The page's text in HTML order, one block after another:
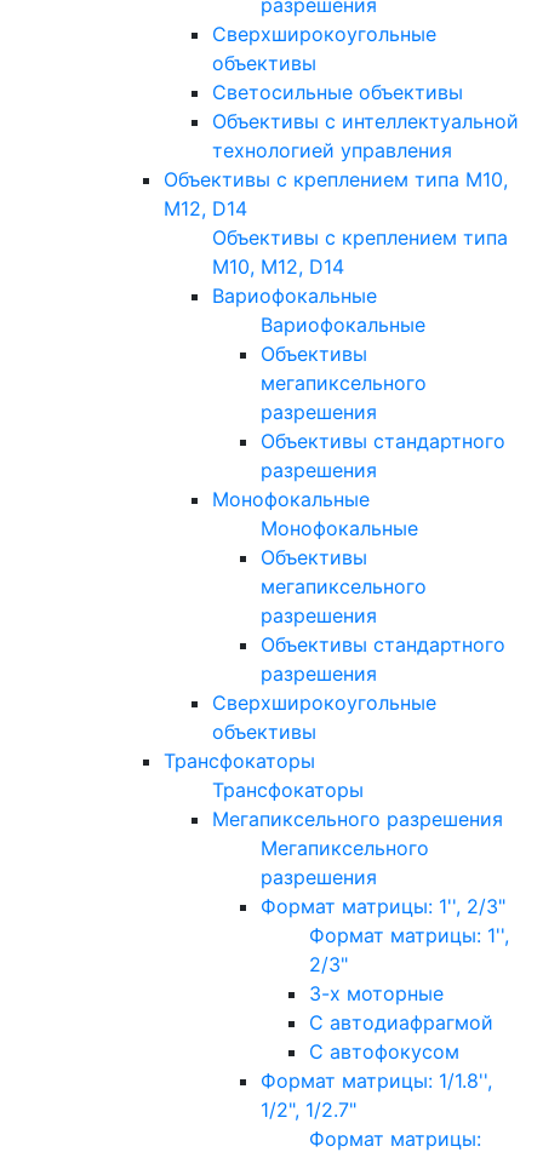
разрешения
Сверхширокоугольные
объективы
Светосильные объективы
Объективы с интеллектуальной
технологией управления
Объективы с креплением типа M10,
M12, D14
Объективы с креплением типа
M10, M12, D14
Вариофокальные
Вариофокальные
Объективы
мегапиксельного
разрешения
Объективы стандартного
разрешения
Монофокальные
Монофокальные
Объективы
мегапиксельного
разрешения
Объективы стандартного
разрешения
Сверхширокоугольные
объективы
Трансфокаторы
Трансфокаторы
Мегапиксельного разрешения
Мегапиксельного
разрешения
Формат матрицы: 1'', 2/3"
Формат матрицы: 1'',
2/3"
3-х моторные
С автодиафрагмой
С автофокусом
Формат матрицы: 1/1.8'',
1/2", 1/2.7"
Формат матрицы: